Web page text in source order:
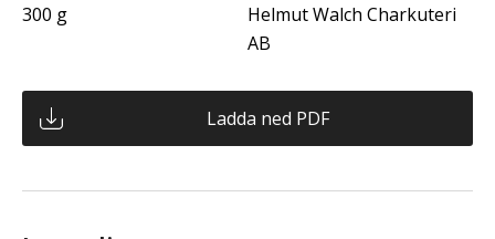
300 g
Helmut Walch Charkuteri
AB
Ladda ned PDF